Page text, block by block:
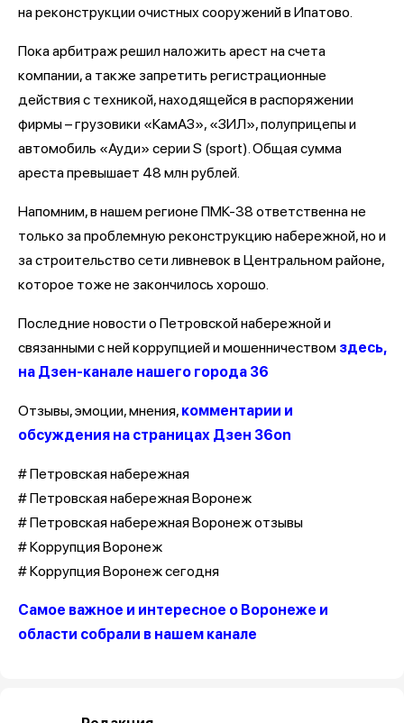
на реконструкции очистных сооружений в Ипатово.
Пока арбитраж решил наложить арест на счета
компании, а также запретить регистрационные
действия с техникой, находящейся в распоряжении
фирмы – грузовики «КамАЗ», «ЗИЛ», полуприцепы и
автомобиль «Ауди» серии S (sport). Общая сумма
ареста превышает 48 млн рублей.
Напомним, в нашем регионе ПМК-38 ответственна не
только за проблемную реконструкцию набережной, но и
за строительство сети ливневок в Центральном районе,
которое тоже не закончилось хорошо.
Последние новости о Петровской набережной и
связанными с ней коррупцией и мошенничеством здесь,
на Дзен-канале нашего города 36
Отзывы, эмоции, мнения, комментарии и
обсуждения на страницах Дзен 36on
# Петровская набережная
# Петровская набережная Воронеж
# Петровская набережная Воронеж отзывы
# Коррупция Воронеж
# Коррупция Воронеж сегодня
Самое важное и интересное о Воронеже и
области собрали в нашем канале